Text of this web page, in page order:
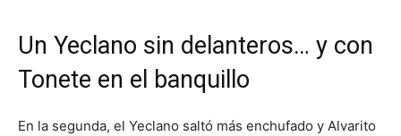
Un Yeclano sin delanteros… y con
Tonete en el banquillo
En la segunda, el Yeclano saltó más enchufado y Alvarito